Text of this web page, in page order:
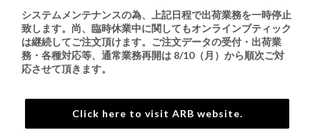
Italian Automotive Parts and Accessories Boutique
CONTACT
検索
戻る
システムメンテナンスの為、上記日程で出荷業務を一時停止
致します。 尚、臨時休業中に関してもオンラインブティック
は継続してご注文頂けます。ご注文データの受付・出荷業
務・各種対応等、通常業務再開は 8/10（月）から順次ご対
応させて頂きます。
Click here to visit ARB website.